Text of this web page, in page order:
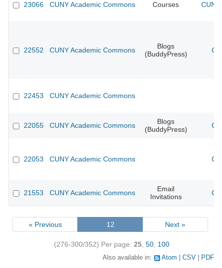
23066 CUNY Academic Commons Courses
22552 CUNY Academic Commons
Blogs
(BuddyPress)
22453 CUNY Academic Commons
22055 CUNY Academic Commons
Blogs
(BuddyPress)
22053 CUNY Academic Commons
21553 CUNY Academic Commons
Email
Invitations
« Previous 12 Next »
(276-300/352) Per page: 25 50 100
Also available in: Atom CSV PDF